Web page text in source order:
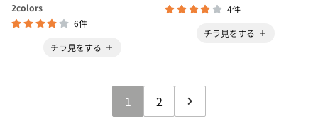
2colors
6件
チラ見をする
4件
チラ見をする
1 2